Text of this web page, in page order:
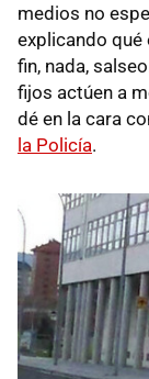
medios no
explicando qué
fin, nada,
fijos actúen a
dé en la cara
la Policía.